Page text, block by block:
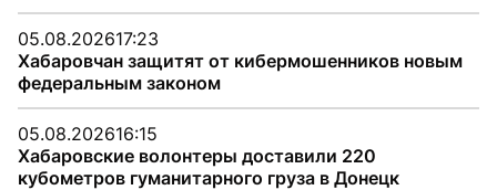
05.08.202617:23
Хабаровчан защитят от кибермошенников новым
федеральным законом
05.08.202616:15
Хабаровские волонтеры доставили 220
кубометров гуманитарного груза в Донецк